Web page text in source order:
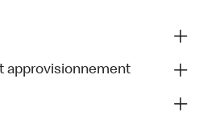
approvisionnement